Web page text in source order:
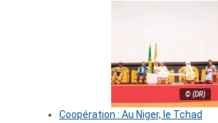
© (DR)
Coopération : Au Niger, le Tchad